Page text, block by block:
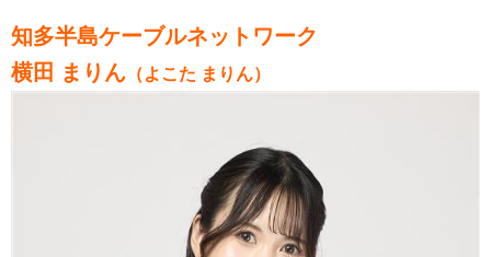
知多半島ケーブルネットワーク
横田 まりん （よこた まりん）